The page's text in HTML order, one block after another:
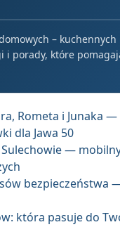
– kuchennych
i porady, które
Rometa i Junaka
dla Jawa 50
—
bezpieczeństwa
która pasuje do